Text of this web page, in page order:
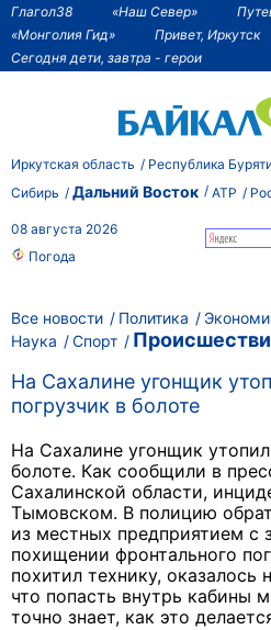
Глагол38 «Наш Север»
«Монголия Гид»
Привет, Иркутск
Сегодня дети, завтра - герои
Иркутская область Республика
Сибирь
Дальний Восток АТР
08 августа 2026
Погода
Все новости Политика
Наука
Спорт
На Сахалине угонщик
погрузчик в болоте
На Сахалине угонщик
болоте. Как сообщили в
Сахалинской области,
Тымовском. В полицию
из местных предприятием с
похищении фронтального
похитил технику, оказалось
что попасть внутрь кабины
точно знает, как это